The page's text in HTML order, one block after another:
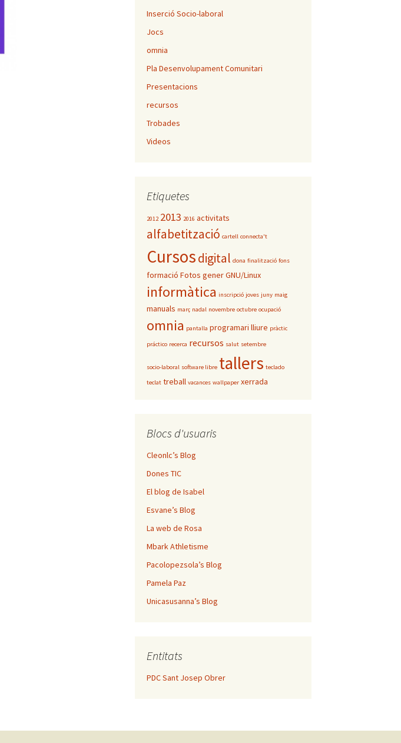
Inserció Socio-laboral
Jocs
omnia
Pla Desenvolupament Comunitari
Presentacions
recursos
Trobades
Videos
Etiquetes
2012 2013 2016 activitats
alfabetització cartell connecta't
Cursosdigital dona finalització fons
formació Fotos generGNU/Linux
informàtica inscripció joves juny maig
manuals març nadal novembre octubre ocupació
omnia pantalla programari lliure pràctic
práctico recerca recursos salut setembre
socio-laboral software libre tallers teclado
teclat treball vacances wallpaper xerrada
Blocs d'usuaris
Cleonlc’s Blog
Dones TIC
El blog de Isabel
Esvane’s Blog
La web de Rosa
Mbark Athletisme
Pacolopezsola’s Blog
Pamela Paz
Unicasusanna’s Blog
Entitats
PDC Sant Josep Obrer